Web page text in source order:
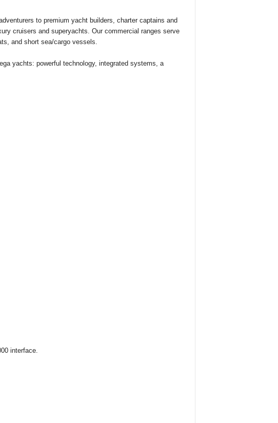
to premium yacht builders, charter captains and
cruisers and superyachts. Our commercial ranges serve
and short sea/cargo vessels.
yachts: powerful technology, integrated systems, a
interface.